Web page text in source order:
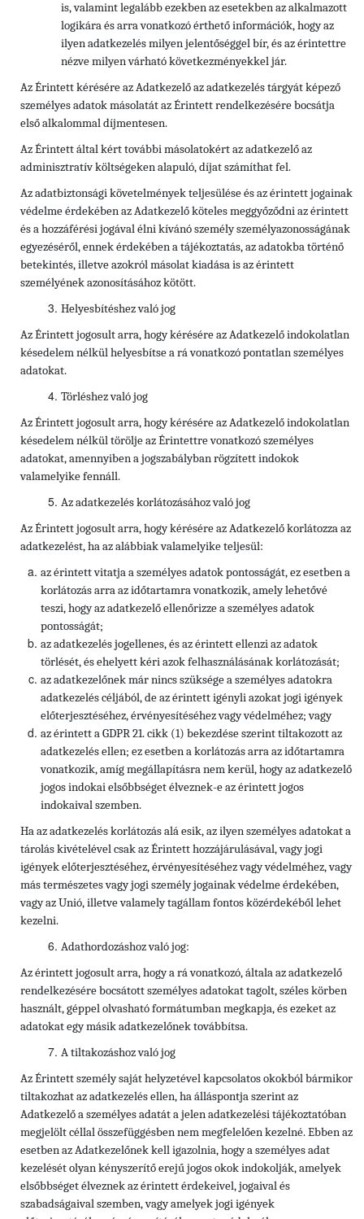
is, valamint legalább ezekben az esetekben az alkalmazott
logikára és arra vonatkozó érthető információk, hogy az
ilyen adatkezelés milyen jelentőséggel bír, és az érintettre
nézve milyen várható következményekkel jár.
Az Érintett kérésére az Adatkezelő az adatkezelés tárgyát képező
személyes adatok másolatát az Érintett rendelkezésére bocsátja
első alkalommal díjmentesen.
Az Érintett által kért további másolatokért az adatkezelő az
adminisztratív költségeken alapuló, díjat számíthat fel.
Az adatbiztonsági követelmények teljesülése és az érintett jogainak
védelme érdekében az Adatkezelő köteles meggyőződni az érintett
és a hozzáférési jogával élni kívánó személy személyazonosságának
egyezéséről, ennek érdekében a tájékoztatás, az adatokba történő
betekintés, illetve azokról másolat kiadása is az érintett
személyének azonosításához kötött.
Helyesbítéshez való jog
Az Érintett jogosult arra, hogy kérésére az Adatkezelő indokolatlan
késedelem nélkül helyesbítse a rá vonatkozó pontatlan személyes
adatokat.
Törléshez való jog
Az Érintettjogosult arra, hogy kérésére az Adatkezelő indokolatlan
késedelem nélkül törölje az Érintettre vonatkozó személyes
adatokat, amennyiben a jogszabályban rögzített indokok
valamelyike fennáll.
Az adatkezelés korlátozásához való jog
Az Érintett jogosult arra, hogy kérésére az Adatkezelő korlátozza az
adatkezelést, ha az alábbiak valamelyike teljesül:
az érintett vitatja a személyes adatok pontosságát, ez esetben a
korlátozás arra az időtartamra vonatkozik, amely lehetővé
teszi, hogy az adatkezelő ellenőrizze a személyes adatok
pontosságát;
az adatkezelés jogellenes, és az érintett ellenzi az adatok
törlését, és ehelyett kéri azok felhasználásának korlátozását;
az adatkezelőnek már nincs szüksége a személyes adatokra
adatkezelés céljából, de az érintett igényli azokat jogi igények
előterjesztéséhez, érvényesítéséhez vagy védelméhez; vagy
az érintett a GDPR 21. cikk (1) bekezdése szerint tiltakozott az
adatkezelés ellen; ez esetben a korlátozás arra az időtartamra
vonatkozik, amíg megállapításra nem kerül, hogy az adatkezelő
jogos indokai elsőbbséget élveznek-e az érintett jogos
indokaival szemben.
Ha az adatkezelés korlátozás alá esik, az ilyen személyes adatokat a
tárolás kivételével csak az Érintett hozzájárulásával, vagy jogi
igények előterjesztéséhez, érvényesítéséhez vagy védelméhez, vagy
más természetes vagy jogi személy jogainak védelme érdekében,
vagy az Unió, illetve valamely tagállam fontos közérdekéből lehet
kezelni.
Adathordozáshoz való jog:
Az érintett jogosult arra, hogy a rá vonatkozó, általa az adatkezelő
rendelkezésére bocsátott személyes adatokat tagolt, széles körben
használt, géppel olvasható formátumban megkapja, és ezeket az
adatokat egy másik adatkezelőnek továbbítsa.
A tiltakozáshoz való jog
Az Érintett személy saját helyzetével kapcsolatos okokból bármikor
tiltakozhat az adatkezelés ellen, ha álláspontja szerint az
Adatkezelő a személyes adatát a jelen adatkezelési tájékoztatóban
megjelölt céllal összefüggésben nem megfelelően kezelné. Ebben az
esetben az Adatkezelőnek kell igazolnia, hogy a személyes adat
kezelését olyan kényszerítő erejű jogos okok indokolják, amelyek
elsőbbséget élveznek az érintett érdekeivel, jogaival és
szabadságaival szemben, vagy amelyek jogi igények